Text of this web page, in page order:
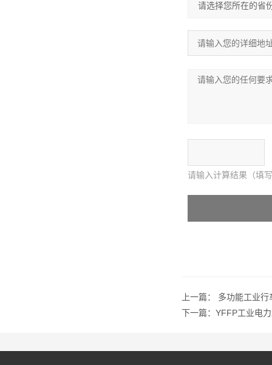
请输入计算结果（填
上一篇： 多功能工业行
下一篇： YFFP工业电